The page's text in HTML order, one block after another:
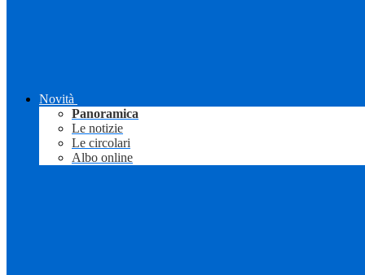
Novità
Panoramica
Le notizie
Le circolari
Albo online